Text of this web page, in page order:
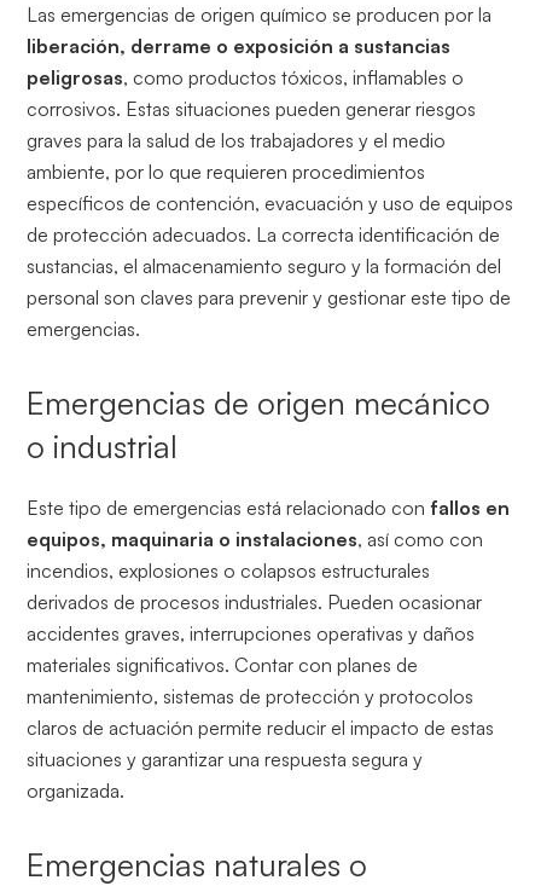
Las emergencias de origen químico se producen por la
liberación, derrame o exposición a sustancias
peligrosas, como productos tóxicos, inflamables o
corrosivos. Estas situaciones pueden generar riesgos
graves para la salud de los trabajadores y el medio
ambiente, por lo que requieren procedimientos
específicos de contención, evacuación y uso de equipos
de protección adecuados. La correcta identificación de
sustancias, el almacenamiento seguro y la formación del
personal son claves para prevenir y gestionar este tipo de
emergencias.
Emergencias de origen mecánico
o industrial
Este tipo de emergencias está relacionado confallos en
equipos, maquinaria o instalaciones, así como con
incendios, explosiones o colapsos estructurales
derivados de procesos industriales. Pueden ocasionar
accidentes graves, interrupciones operativas y daños
materiales significativos. Contar con planes de
mantenimiento, sistemas de protección y protocolos
claros de actuación permite reducir el impacto de estas
situaciones y garantizar una respuesta segura y
organizada.
Emergencias naturales o